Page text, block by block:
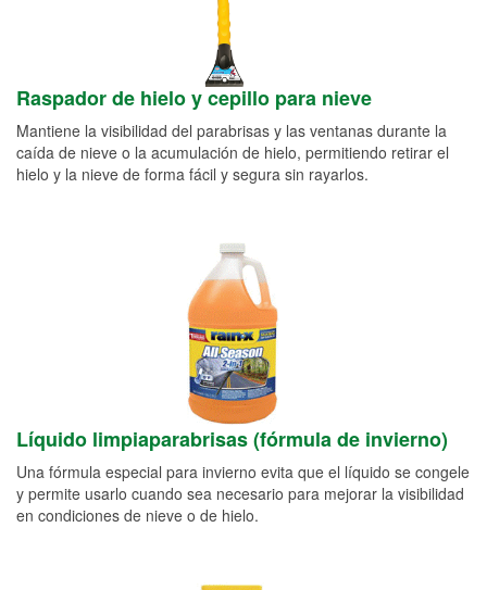
Raspador de hielo y cepillo para nieve
Mantiene la visibilidad del parabrisas y las ventanas durante la
caída de nieve o la acumulación de hielo, permitiendo retirar el
hielo y la nieve de forma fácil y segura sin rayarlos.
Líquido limpiaparabrisas (fórmula de invierno)
Una fórmula especial para invierno evita que el líquido se congele
y permite usarlo cuando sea necesario para mejorar la visibilidad
en condiciones de nieve o de hielo.